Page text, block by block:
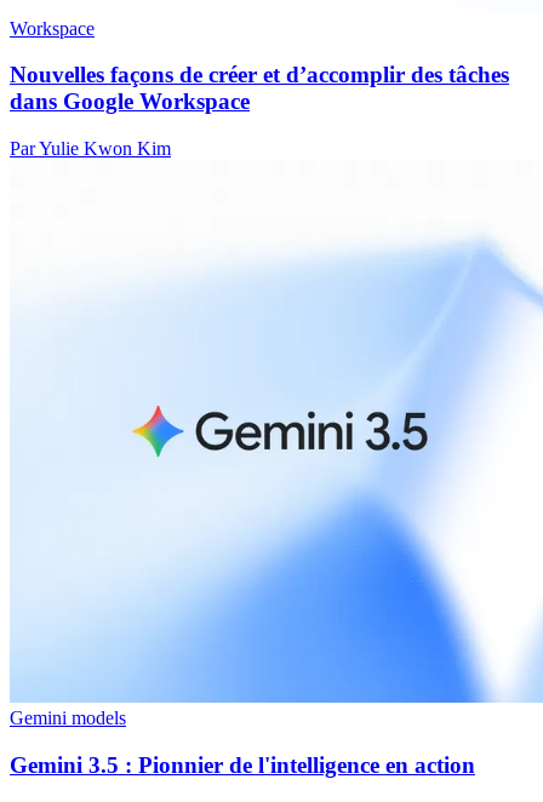
Workspace
Nouvelles façons de créer et d’accomplir des tâches
dans Google Workspace
Par Yulie Kwon Kim
Gemini models
Gemini 3.5 : Pionnier de l'intelligence en action